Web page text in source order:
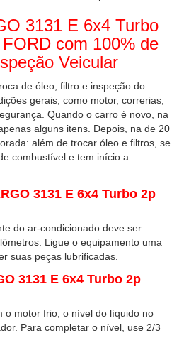
3131 E 6x4 Turbo
com 100% de
Veicular
de óleo, filtro e inspeção do
gerais, como motor, correrias,
Quando o carro é novo, na
alguns itens. Depois, na de 20
além de trocar óleo e filtros, se
combustível e tem início a
3131 E 6x4 Turbo 2p
do ar-condicionado deve ser
Ligue o equipamento uma
suas peças lubrificadas.
3131 E 6x4 Turbo 2p
o motor frio, o nível do líquido no
Para completar o nível, use 2/3